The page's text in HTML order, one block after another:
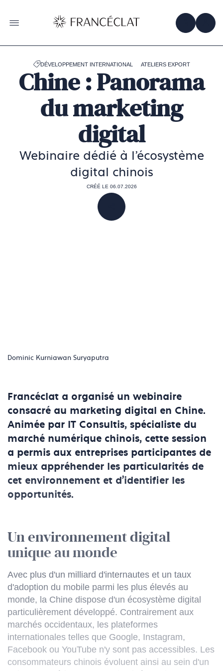
la
page
de
OBTENIR
DÉVELOPPEMENT INTERNATIONAL ATELIERS EXPORT
Chine : Panorama
du marketing
digital
Webinaire dédié à l'écosystème
digital chinois
CRÉÉ LE 06.07.2026
PARTAGER
Dominic Kurniawan Suryaputra
Francéclat a organisé un webinaire
consacré au marketing digital en Chine.
Animée par IT Consultis, spécialiste du
marché numérique chinois, cette session
a permis aux entreprises participantes de
mieux appréhender les particularités de
cet environnement et d'identifier les
opportunités.
Un environnement digital
unique au monde
Avec plus d'un milliard d'internautes et un taux
d'adoption du mobile parmi les plus élevés au
monde, la Chine dispose d'un écosystème digital
particulièrement développé. Contrairement aux
marchés occidentaux, les plateformes
internationales telles que Google, Instagram,
Facebook ou YouTube n'y sont pas accessibles. Les
consommateurs chinois évoluent ainsi au sein d'un